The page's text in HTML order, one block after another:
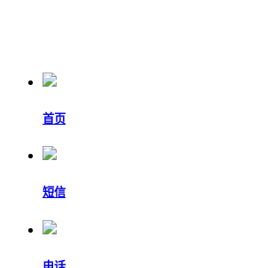
首页
短信